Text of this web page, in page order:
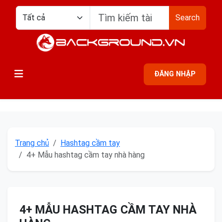
Search
ĐĂNG NHẬP
Trang chủ
Hashtag cầm tay
4+ Mẫu hashtag cầm tay nhà hàng
4+ MẪU HASHTAG CẦM TAY NHÀ